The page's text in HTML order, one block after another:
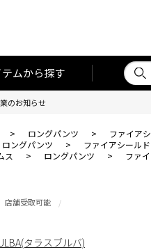
テムから探す
のお知らせ
> ロングパンツ >
ファイア
ロングパンツ >
ファイアシール
ス > ロングパンツ > ファ
店舗受取可能
タラスブルバ)